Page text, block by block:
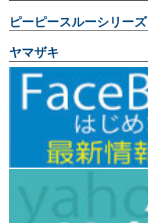
ピーピースルーシリーズ
ヤマザキ